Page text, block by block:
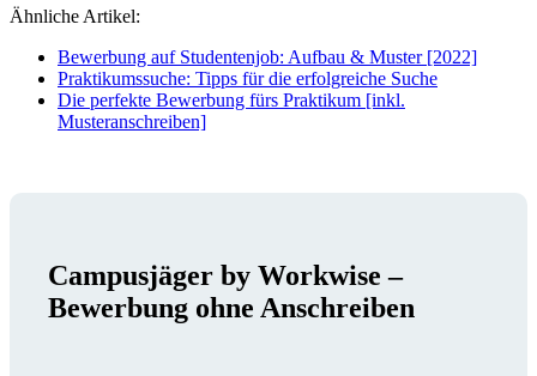
Ähnliche Artikel:
Bewerbung auf Studentenjob: Aufbau & Muster [2022]
Praktikumssuche: Tipps für die erfolgreiche Suche
Die perfekte Bewerbung fürs Praktikum [inkl.
Musteranschreiben]
Campusjäger by Workwise –
Bewerbung ohne Anschreiben